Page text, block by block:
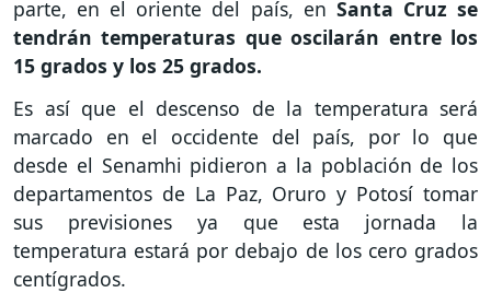
parte, en el oriente del país, en Santa Cruz se
tendrán temperaturas que oscilarán entre los
15 grados y los 25 grados.
Es así que el descenso de la temperatura será
marcado en el occidente del país, por lo que
desde el Senamhi pidieron a la población de los
departamentos de La Paz, Oruro y Potosí tomar
sus previsiones ya que esta jornada la
temperatura estará por debajo de los cero grados
centígrados.